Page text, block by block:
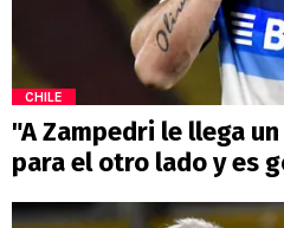
CHILE
"A Zampedri le llega
para el otro lado y es